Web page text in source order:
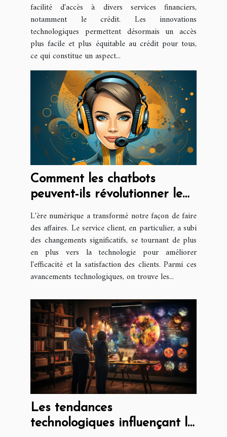
facilité d'accès à divers services financiers,
notamment le crédit. Les innovations
technologiques permettent désormais un accès
plus facile et plus équitable au crédit pour tous,
ce qui constitue un aspect...
Comment les chatbots
peuvent-ils révolutionner le
L'ère numérique a transformé notre façon de faire
des affaires. Le service client, en particulier, a subi
des changements significatifs, se tournant de plus
en plus vers la technologie pour améliorer
l'efficacité et la satisfaction des clients. Parmi ces
avancements technologiques, on trouve les...
Les tendances
technologiques influençant la